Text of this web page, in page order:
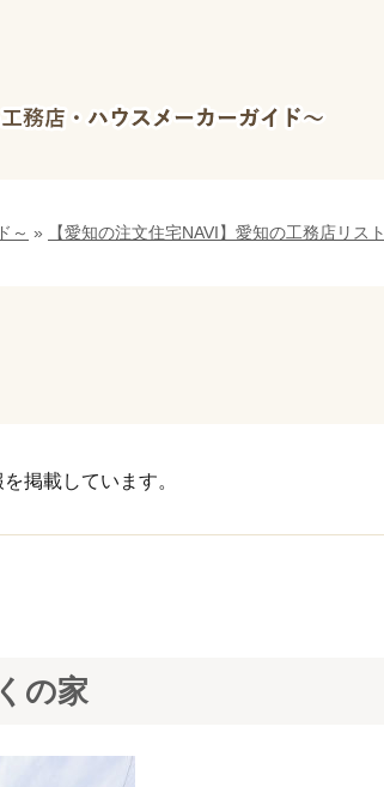
～ » 【愛知の注文住宅NAVI】愛知の工務店リスト
掲載しています。
の家